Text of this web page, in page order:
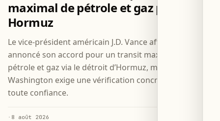
maximal de pétrole et gaz par
Hormuz
Le vice-président américain J.D. Vance affirme qu’Iran a
annoncé son accord pour un transit maximal de
pétrole et gaz via le détroit d’Hormuz, mais
Washington exige une vérification concrète avant
toute confiance.
· 8 août 2026